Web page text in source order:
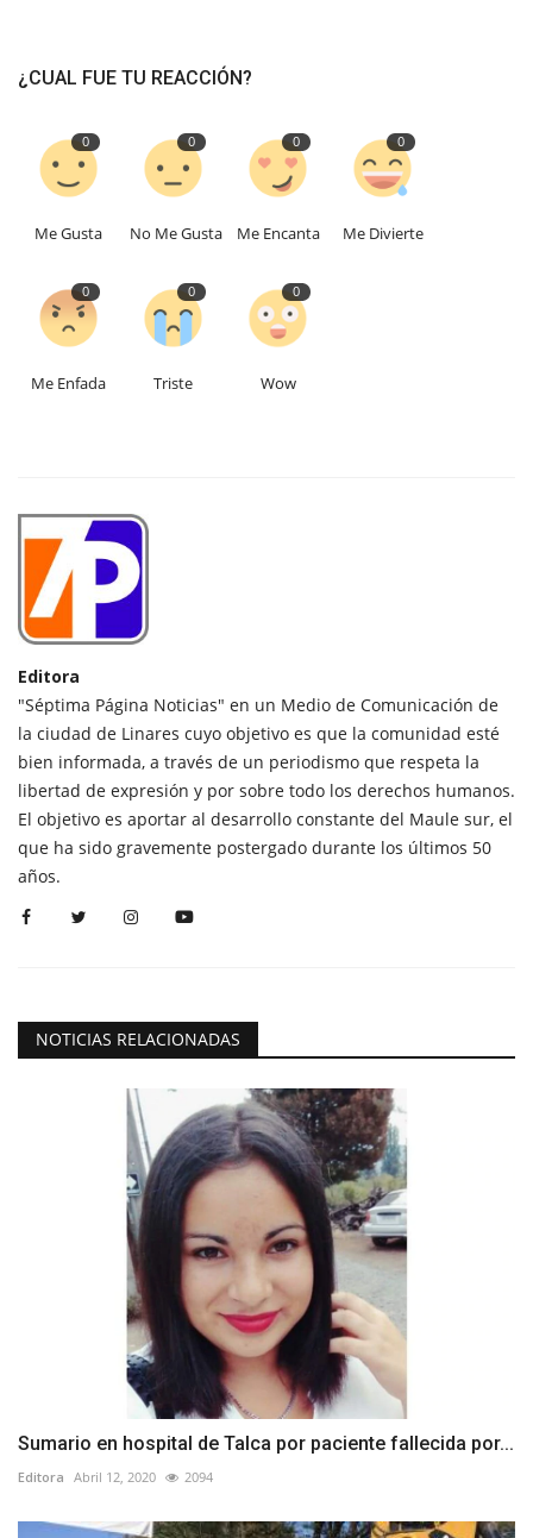
¿CUAL FUE TU REACCIÓN?
0
Me Gusta
0
No Me Gusta
0
Me Encanta
0
Me Divierte
0
Me Enfada
0
Triste
0
Wow
Editora
"Séptima Página Noticias" en un Medio de Comunicación de
la ciudad de Linares cuyo objetivo es que la comunidad esté
bien informada, a través de un periodismo que respeta la
libertad de expresión y por sobre todo los derechos humanos.
El objetivo es aportar al desarrollo constante del Maule sur, el
que ha sido gravemente postergado durante los últimos 50
años.
NOTICIAS RELACIONADAS
Sumario en hospital de Talca por paciente fallecida por...
Editora Abril 12, 2020 2094